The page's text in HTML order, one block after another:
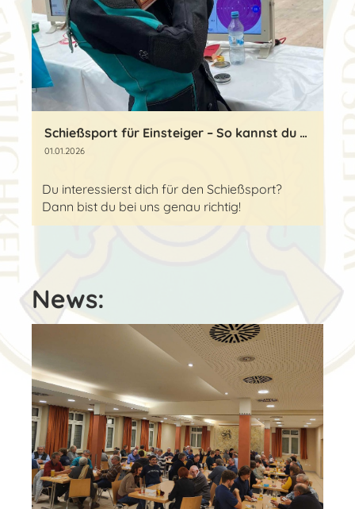
Schießsport für Einsteiger – So kannst du bei uns anfangen!
01.01.2026
Du interessierst dich für den Schießsport?
Dann bist du bei uns genau richtig!
News: